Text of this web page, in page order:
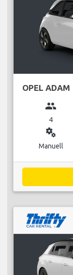
OPEL ADAM
group
4
miscellaneous_services
Manuell